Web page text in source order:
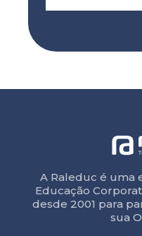
A Raleduc é uma
Educação
desde 2001 para
sua